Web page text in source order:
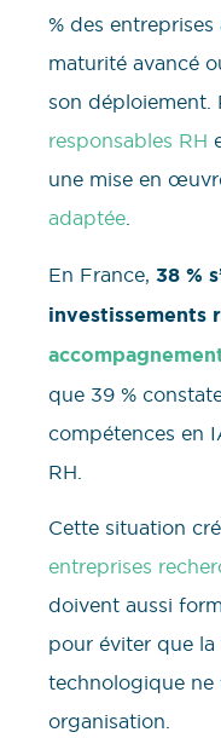
% des
maturité avancé
son déploiement.
responsables RH
une mise en
adaptée.
En France, 38 %
investissements
que 39 %
compétences en
RH.
Cette situation
entreprises
doivent aussi
pour éviter que
technologique ne
organisation.